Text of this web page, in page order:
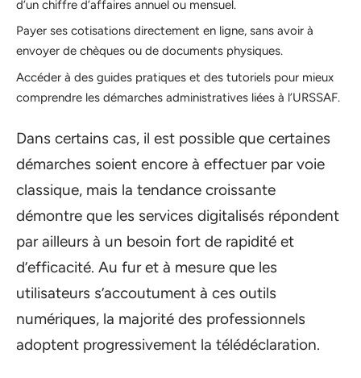
d’un chiffre d’affaires annuel ou mensuel.
Payer ses cotisations directement en ligne, sans avoir à
envoyer de chèques ou de documents physiques.
Accéder à des guides pratiques et des tutoriels pour mieux
comprendre les démarches administratives liées à l’URSSAF.
Dans certains cas, il est possible que certaines
démarches soient encore à effectuer par voie
classique, mais la tendance croissante
démontre que les services digitalisés répondent
par ailleurs à un besoin fort de rapidité et
d’efficacité. Au fur et à mesure que les
utilisateurs s’accoutument à ces outils
numériques, la majorité des professionnels
adoptent progressivement la télédéclaration.